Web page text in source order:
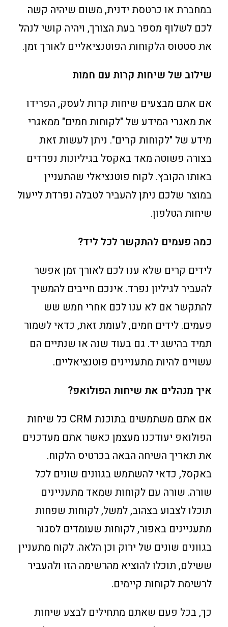
במחברת או כרטסת ידנית, משום שיהיה קשה
לכם לשלוף מספר בעת הצורך, ויהיה קושי לנהל
את סטטוס הלקוחות הפוטנציאליים לאורך זמן.
שילוב של שיחות קרות עם חמות
אם אתם מבצעים שיחות קרות לעסק, הפרידו
את מאגרי המידע של "לקוחות חמים" ממאגרי
מידע של "לקוחות קרים". ניתן לעשות זאת
בצורה פשוטה מאד באקסל בגיליונות נפרדים
באותו הקובץ. לקוח פוטנציאלי שהתעניין
במוצר שלכם ניתן להעביר לטבלה נפרדת לייעול
שיחות הטלפון.
כמה פעמים להתקשר לכל ליד?
לידים קרים שלא ענו לכם לאורך זמן אפשר
להעביר לגיליון נפרד. אינכם חייבים להמשיך
להתקשר אם לא ענו לכם אחרי חמש שש
פעמים. לידים חמים, לעומת זאת, כדאי לשמור
תמיד בהישג יד. גם בעוד שנה או שנתיים הם
עשויים להיות מתעניינים פוטנציאליים.
איך מנהלים את שיחות הפולואפ?
אם אתם משתמשים בתוכנת CRM כל שיחות
הפולואפ יעודכנו מעצמן כאשר אתם מעדכנים
את תאריך השיחה הבאה בכרטיס הלקוח.
באקסל, כדאי להשתמש בגוונים שונים לכל
שורה. שורה עם לקוחות שמאד מתעניינים
תוכלו לצבוע בצהוב, למשל, לקוחות שפחות
מתעניינים באפור, לקוחות שעומדים לסגור
בגוונים שונים של ירוק וכן הלאה. לקוח מתעניין
ששילם, תוכלו להוציא מהרשימה הזו ולהעביר
לרשימת לקוחות קיימים.
כך, בכל פעם שאתם מתחילים לבצע שיחות